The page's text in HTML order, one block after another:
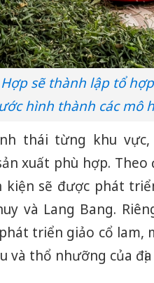
Hợp sẽ thành lập tổ
hình thành các mô
thái từng khu vực,
xuất phù hợp.
kiện sẽ được phát
và Lang Bang.
triển giảo cổ lam,
và thổ nhưỡng của